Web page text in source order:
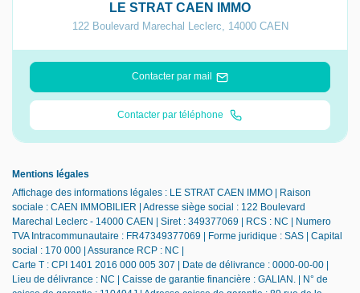
LE STRAT CAEN IMMO
122 Boulevard Marechal Leclerc, 14000 CAEN
Contacter par mail
Contacter par téléphone
Mentions légales
Affichage des informations légales : LE STRAT CAEN IMMO | Raison
sociale : CAEN IMMOBILIER | Adresse siège social : 122 Boulevard
Marechal Leclerc - 14000 CAEN | Siret : 349377069 | RCS : NC | Numero
TVA Intracommunautaire : FR47349377069 | Forme juridique : SAS | Capital
social : 170 000 | Assurance RCP : NC |
Carte T : CPI 1401 2016 000 005 307 | Date de délivrance : 0000-00-00 |
Lieu de délivrance : NC | Caisse de garantie financière : GALIAN. | N° de